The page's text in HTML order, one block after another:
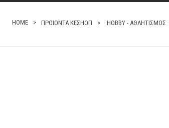
HOME ΠΡΟΙΟΝΤΑ ΚΕΣΗΟΠ HOBBY - ΑΘΛΗΤΙΣΜΟΣ